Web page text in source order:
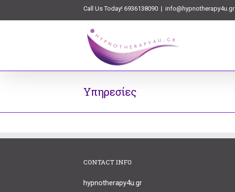
Call Us Today! 6936138090 | info@hypnotherapy4u.gr
Υπηρεσίες
CONTACT INFO
hypnotherapy4u.gr